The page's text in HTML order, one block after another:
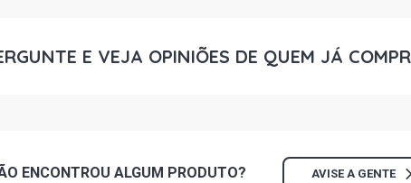
JETTA TSI
E VEJA OPINIÕES DE QUEM JÁ
ENCONTROU ALGUM PRODUTO? AVISE A GENTE